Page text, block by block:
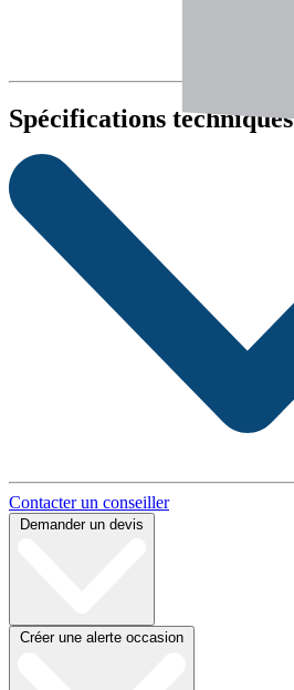
Spécifications techniques
Contacter un conseiller
Demander un devis
Créer une alerte occasion